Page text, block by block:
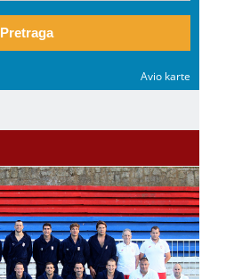
Pretraga
Avio karte